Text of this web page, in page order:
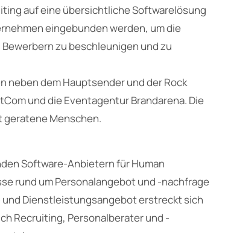
auf eine übersichtliche Softwarelösung
eingebunden werden, um die
zu beschleunigen und zu
neben dem Hauptsender und der Rock
und die Eventagentur Brandarena. Die
Menschen.
Software-Anbietern für Human
rund um Personalangebot und -nachfrage
Dienstleistungsangebot erstreckt sich
Recruiting, Personalberater und -